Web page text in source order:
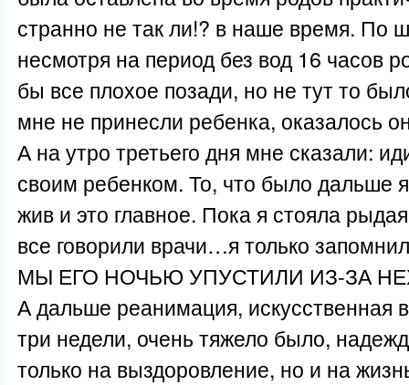
странно не так ли!? в наше время. По
несмотря на период без вод 16 часов
бы все плохое позади, но не тут то
мне не принесли ребенка, оказалось
А на утро третьего дня мне сказали:
своим ребенком. То, что было дальше
жив и это главное. Пока я стояла
все говорили врачи…я только
МЫ ЕГО НОЧЬЮ УПУСТИЛИ ИЗ-ЗА
А дальше реанимация, искусственная
три недели, очень тяжело было,
только на выздоровление, но и на